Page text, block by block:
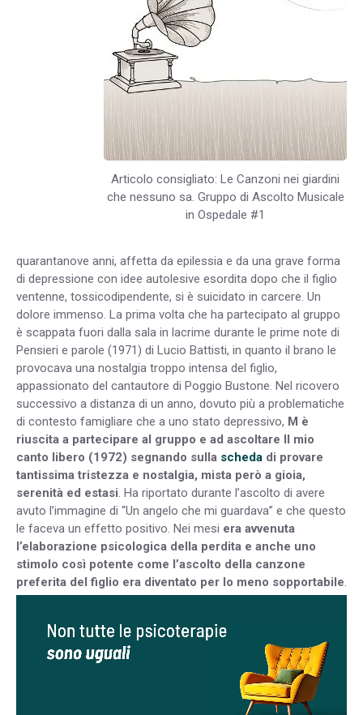
Articolo consigliato: Le Canzoni nei giardini
che nessuno sa. Gruppo di Ascolto Musicale
in Ospedale #1
quarantanove anni, affetta da epilessia e da una grave forma
di depressione con idee autolesive esordita dopo che il figlio
ventenne, tossicodipendente, si è suicidato in carcere. Un
dolore immenso. La prima volta che ha partecipato al gruppo
è scappata fuori dalla sala in lacrime durante le prime note di
Pensieri e parole (1971) di Lucio Battisti, in quanto il brano le
provocava una nostalgia troppo intensa del figlio,
appassionato del cantautore di Poggio Bustone. Nel ricovero
successivo a distanza di un anno, dovuto più a problematiche
di contesto famigliare che a uno stato depressivo, M è
riuscita a partecipare al gruppo e ad ascoltare Il mio
canto libero (1972) segnando sulla scheda di provare
tantissima tristezza e nostalgia, mista però a gioia,
serenità ed estasi. Ha riportato durante l’ascolto di avere
avuto l’immagine di “Un angelo che mi guardava” e che questo
le faceva un effetto positivo. Nei mesi era avvenuta
l’elaborazione psicologica della perdita e anche uno
stimolo così potente come l’ascolto della canzone
preferita del figlio era diventato per lo meno sopportabile.